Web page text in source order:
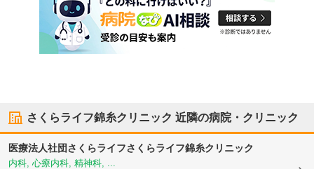
さくらライフ錦糸クリニック 近隣の病院・クリニック
医療法人社団さくらライフさくらライフ錦糸クリニック
内科, 心療内科, 精神科, ...